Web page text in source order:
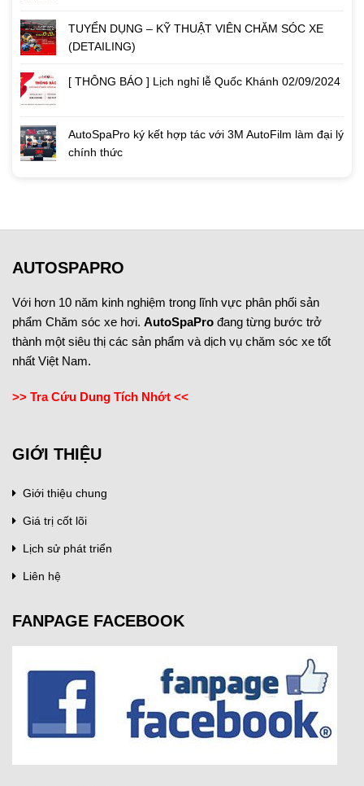
TUYỂN DỤNG – KỸ THUẬT VIÊN CHĂM SÓC XE
(DETAILING)
[ THÔNG BÁO ] Lịch nghỉ lễ Quốc Khánh 02/09/2024
AutoSpaPro ký kết hợp tác với 3M AutoFilm làm đại lý
chính thức
AUTOSPAPRO
Với hơn 10 năm kinh nghiệm trong lĩnh vực phân phối sản
phẩm Chăm sóc xe hơi. AutoSpaPro đang từng bước trở
thành một siêu thị các sản phẩm và dịch vụ chăm sóc xe tốt
nhất Việt Nam.
>> Tra Cứu Dung Tích Nhớt <<
GIỚI THIỆU
Giới thiệu chung
Giá trị cốt lõi
Lịch sử phát triển
Liên hệ
FANPAGE FACEBOOK